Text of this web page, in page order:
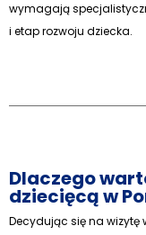
wymagają
i etap rozwoju dziecka.
Dlaczego
dziecięcą w
Decydując się na wizytę